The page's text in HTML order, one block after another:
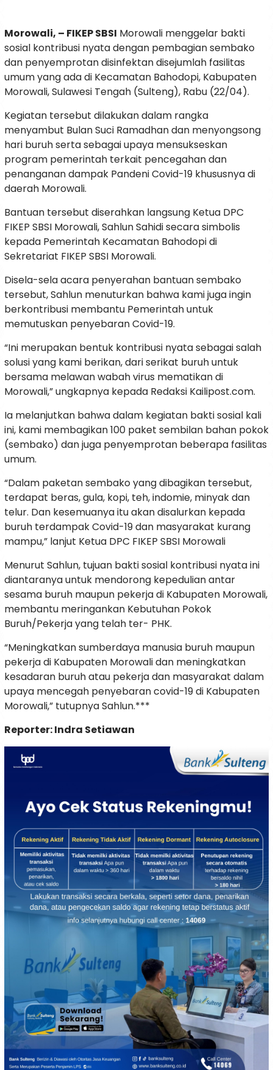
Morowali, – FIKEP SBSI Morowali menggelar bakti
sosial kontribusi nyata dengan pembagian sembako
dan penyemprotan disinfektan disejumlah fasilitas
umum yang ada di Kecamatan Bahodopi, Kabupaten
Morowali, Sulawesi Tengah (Sulteng), Rabu (22/04).
Kegiatan tersebut dilakukan dalam rangka
menyambut Bulan Suci Ramadhan dan menyongsong
hari buruh serta sebagai upaya mensukseskan
program pemerintah terkait pencegahan dan
penanganan dampak Pandeni Covid-19 khususnya di
daerah Morowali.
Bantuan tersebut diserahkan langsung Ketua DPC
FIKEP SBSI Morowali, Sahlun Sahidi secara simbolis
kepada Pemerintah Kecamatan Bahodopi di
Sekretariat FIKEP SBSI Morowali.
Disela-sela acara penyerahan bantuan sembako
tersebut, Sahlun menuturkan bahwa kami juga ingin
berkontribusi membantu Pemerintah untuk
memutuskan penyebaran Covid-19.
“Ini merupakan bentuk kontribusi nyata sebagai salah
solusi yang kami berikan, dari serikat buruh untuk
bersama melawan wabah virus mematikan di
Morowali,” ungkapnya kepada Redaksi Kailipost.com.
Ia melanjutkan bahwa dalam kegiatan bakti sosial kali
ini, kami membagikan 100 paket sembilan bahan pokok
(sembako) dan juga penyemprotan beberapa fasilitas
umum.
“Dalam paketan sembako yang dibagikan tersebut,
terdapat beras, gula, kopi, teh, indomie, minyak dan
telur. Dan kesemuanya itu akan disalurkan kepada
buruh terdampak Covid-19 dan masyarakat kurang
mampu,” lanjut Ketua DPC FIKEP SBSI Morowali
Menurut Sahlun, tujuan bakti sosial kontribusi nyata ini
diantaranya untuk mendorong kepedulian antar
sesama buruh maupun pekerja di Kabupaten Morowali,
membantu meringankan Kebutuhan Pokok
Buruh/Pekerja yang telah ter- PHK.
“Meningkatkan sumberdaya manusia buruh maupun
pekerja di Kabupaten Morowali dan meningkatkan
kesadaran buruh atau pekerja dan masyarakat dalam
upaya mencegah penyebaran covid-19 di Kabupaten
Morowali,” tutupnya Sahlun.***
Reporter: Indra Setiawan